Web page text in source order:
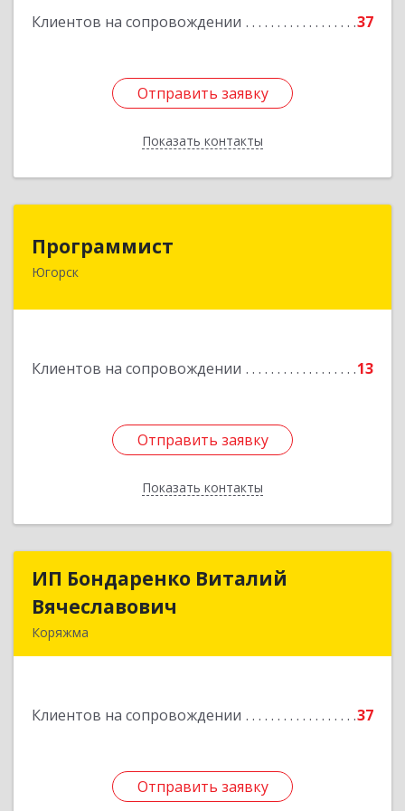
Клиентов на сопровождении 37
Отправить заявку
Показать контакты
Отправить заявку
Назад
Программист
Югорск
Клиентов на сопровождении 13
Отправить заявку
Показать контакты
628264, Ханты-Мансийский Автономный округ
Подробнее
Отправить заявку
Назад
ИП Бондаренко Виталий
Вячеславович
Коряжма
Клиентов на сопровождении 37
Отправить заявку
ИП Бондаренко Виталий
Подробнее
Отправить заявку